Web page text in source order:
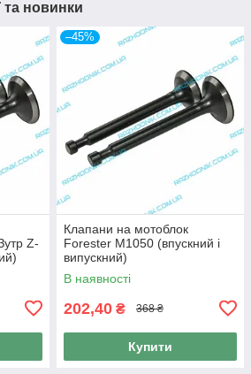
та новинки
Z-
–45%
Клапани на мотоблок
Forester M1050 (впускний і
випускний)
В наявності
202,40 ₴ 368 ₴
Купити